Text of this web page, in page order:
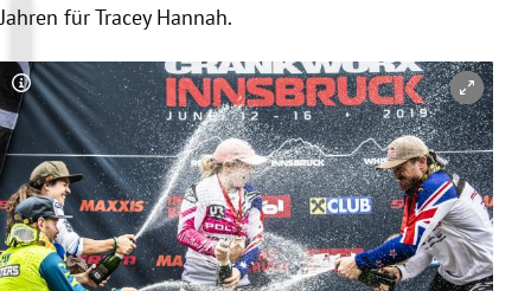
Jahren fürTracey Hannah.
Copyright-Hinweis öffnen/schließen